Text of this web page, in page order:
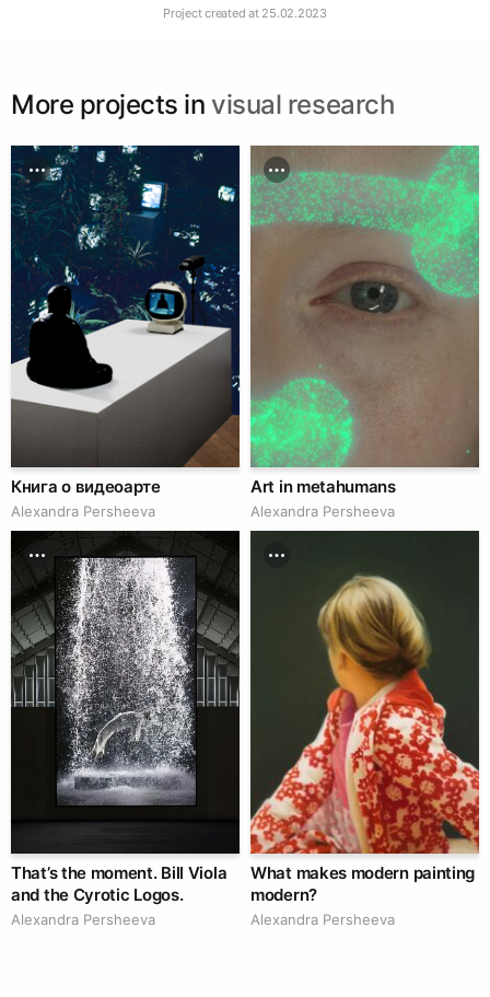
Project created at 25.02.2023
More projects in visual research
Книга о видеоарте
Alexandra Persheeva
Art in metahumans
Alexandra Persheeva
That’s the moment. Bill Viola
and the Cyrotic Logos.
Alexandra Persheeva
What makes modern painting
modern?
Alexandra Persheeva